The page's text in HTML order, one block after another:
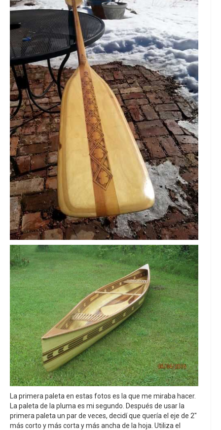
La primera paleta en estas fotos es la que me miraba hacer.
La paleta de la pluma es mi segundo. Después de usar la
primera paleta un par de veces, decidí que quería el eje de 2"
más corto y más corta y más ancha de la hoja. Utiliza el